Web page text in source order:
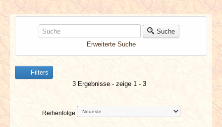
NEUESTE ARTIKEL
NEWS & DATES
BERICHTE
VERLOSUNGEN
Suche
Erweiterte Suche
Filters
3 Ergebnisse - zeige 1 - 3
Reihenfolge